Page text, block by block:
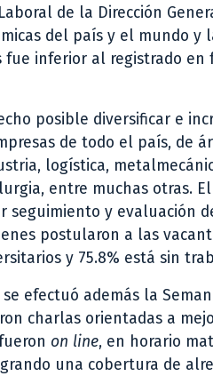
de la Dirección
del país y el mundo y
fue inferior al registrado en
posible diversificar e
de todo el país, de
logística,
entre muchas otras.
y evaluación
postularon a las
y 75.8% está sin
efectuó además la
charlas orientadas a
on line, en horario
una cobertura de